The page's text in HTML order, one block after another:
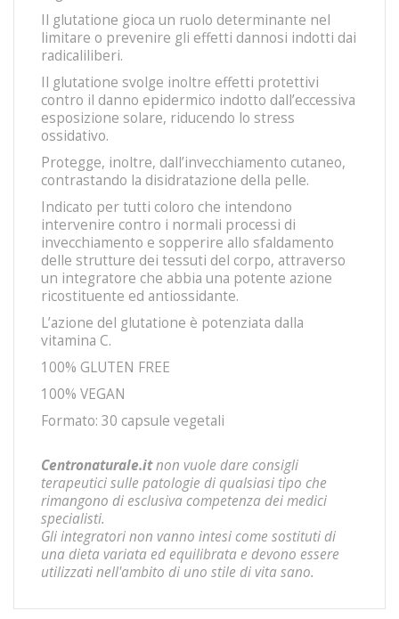
Il glutatione gioca un ruolo determinante nel
limitare o prevenire gli effetti dannosi indotti dai
radicaliliberi.
Il glutatione svolge inoltre effetti protettivi
contro il danno epidermico indotto dall’eccessiva
esposizione solare, riducendo lo stress
ossidativo.
Protegge, inoltre, dall’invecchiamento cutaneo,
contrastando la disidratazione della pelle.
Indicato per tutti coloro che intendono
intervenire contro i normali processi di
invecchiamento e sopperire allo sfaldamento
delle strutture dei tessuti del corpo, attraverso
un integratore che abbia una potente azione
ricostituente ed antiossidante.
L’azione del glutatione è potenziata dalla
vitamina C.
100% GLUTEN FREE
100% VEGAN
Formato: 30 capsule vegetali
Centronaturale.itnon vuole dare consigli
terapeutici sulle patologie di qualsiasi tipo che
rimangono di esclusiva competenza dei medici
specialisti.
Gli integratori non vanno intesi come sostituti di
una dieta variata ed equilibrata e devono essere
utilizzati nell'ambito di uno stile di vita sano.